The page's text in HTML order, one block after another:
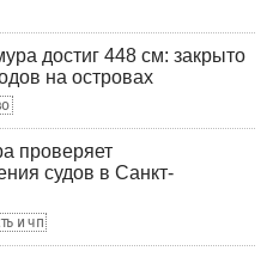
достиг 448 см: закрыто
на островах
проверяет
судов в Санкт-
и чп